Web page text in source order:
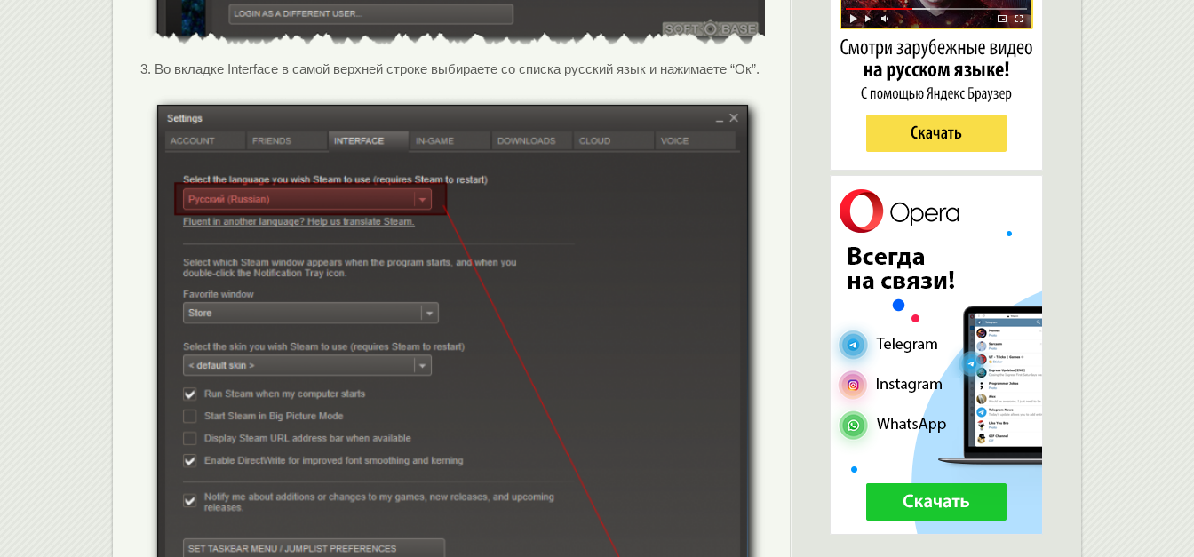
3. Во вкладке Interface в самой верхней строке выбираете со списка русский язык и нажимаете “Ок”.